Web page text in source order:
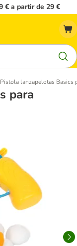
€ a partir de 29 €
Pistola lanzapelotas Basics
para